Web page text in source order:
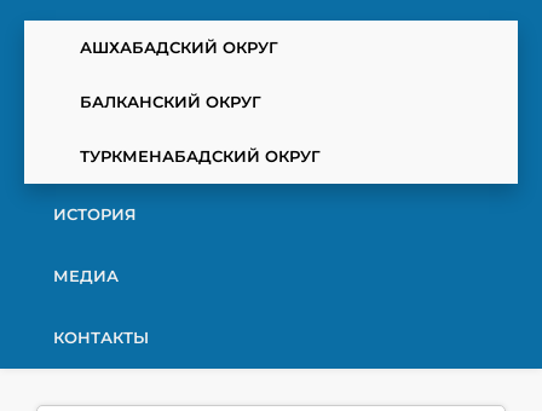
АШХАБАДСКИЙ ОКРУГ
БАЛКАНСКИЙ ОКРУГ
ТУРКМЕНАБАДСКИЙ ОКРУГ
ИСТОРИЯ
МЕДИА
КОНТАКТЫ